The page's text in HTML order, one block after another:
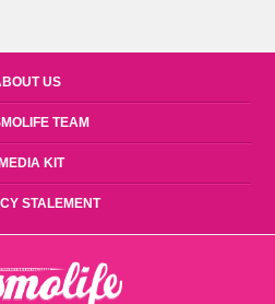
US
TEAM
MEDIA KIT
STALEMENT